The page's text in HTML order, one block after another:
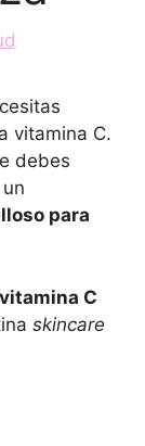
vitamina C.
debes
para
C
skincare